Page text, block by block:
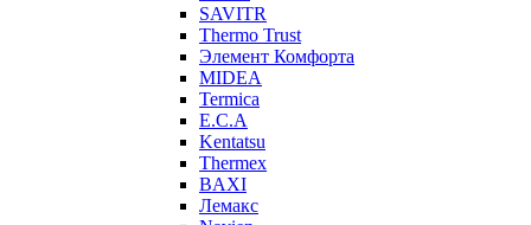
SAVITR
Thermo Trust
Элемент Комфорта
MIDEA
Termica
E.C.A
Kentatsu
Thermex
BAXI
Лемакс